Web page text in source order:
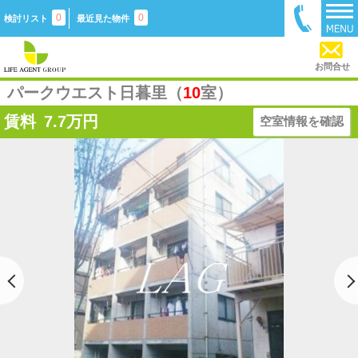
検討リスト 0 最近見た物件 0
お問合せ
パークウエスト日暮里（10室）
賃料 7.7万円 空室情報を確認